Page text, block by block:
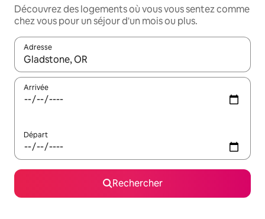
Découvrez des logements où vous vous sentez comme
chez vous pour un séjour d'un mois ou plus.
Adresse
Lorsque les résultats s'affichent, utilisez les flèches vers le
Arrivée
Départ
Rechercher